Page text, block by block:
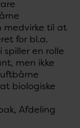
medvirke til at
for bl.a.
en rolle
men ikke
biologiske
Afdeling